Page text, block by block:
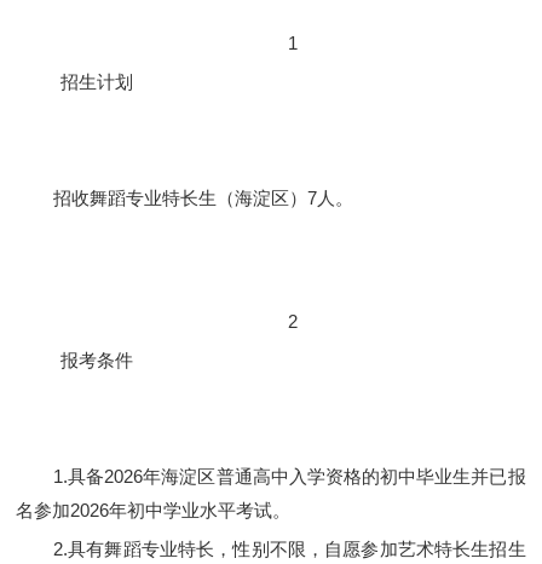
1
招生计划
招收舞蹈专业特长生（海淀区）7人。
2
报考条件
1.具备2026年海淀区普通高中入学资格的初中毕业生并已报
名参加2026年初中学业水平考试。
2.具有舞蹈专业特长，性别不限，自愿参加艺术特长生招生